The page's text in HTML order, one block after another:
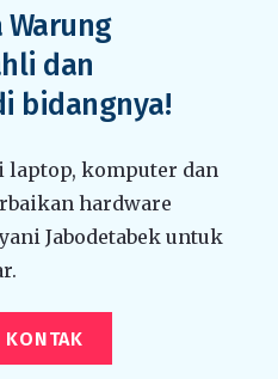
Warung
dan
bidangnya!
laptop, komputer dan
hardware
Jabodetabek untuk
KONTAK